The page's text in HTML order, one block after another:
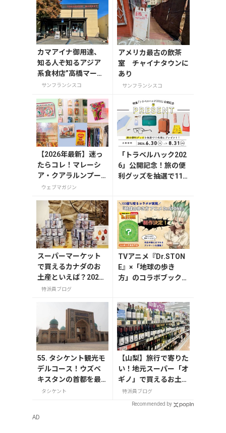
カマアイナ御用達、
知る人ぞ知るアジア
系食材店”高橋マーケ
ット”
サンフランシスコ
アメリカ最古の飲茶
室 チャイナタウンに
あり
サンフランシスコ
【2026年最新】迷っ
たらコレ！マレーシ
ア・クアラルンプー
ルで絶対買いたいお
ウェブマガジン
「トラベルハック202
6」公開記念！旅の便
利グッズを抽選で11
スーパーマーケット
で買えるカナダのお
土産といえば？2025
年版
特派員ブログ
TVアニメ『Dr.STON
E』×「地球の歩き
方」のコラボブックが
55. タシケント観光モ
デルコース！ウズベ
キスタンの首都を最
大限楽しむ旅行ルー
タシケント
【山梨】旅行で寄りた
い！地元スーパー「オ
ギノ」で買えるお土産
4選
特派員ブログ
Recommended by
AD